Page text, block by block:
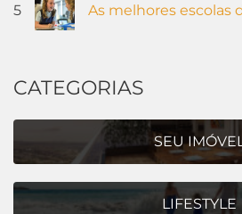
5 As melhores escolas
CATEGORIAS
SEU
LIFESTYLE